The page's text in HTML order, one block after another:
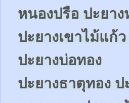
หนองปรือ ปะยา
ปะยางเขาไม้แก้
ปะยางบ่อทอง
ปะยางธาตุทอง ป